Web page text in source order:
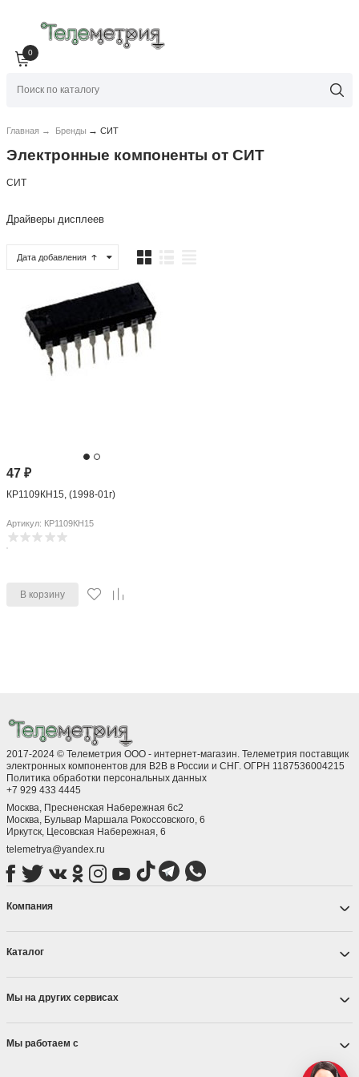
0
Главная → Бренды → СИТ
Электронные компоненты от СИТ
СИТ
Драйверы дисплеев
Дата добавления
47₽
КР1109КН15, (1998-01г)
Артикул: КР1109КН15
В корзину
2017-2024 © Телеметрия ООО - интернет-магазин. Телеметрия поставщик
электронных компонентов для B2B в России и СНГ. ОГРН 1187536004215
Политика обработки персональных данных
+7 929 433 4445
Москва, Пресненская Набережная 6с2
Москва, ​Бульвар Маршала Рокоссовского, 6
Иркутск, ​Цесовская Набережная, 6
telemetrya@yandex.ru
Компания
Каталог
Мы на других сервисах
Мы работаем с